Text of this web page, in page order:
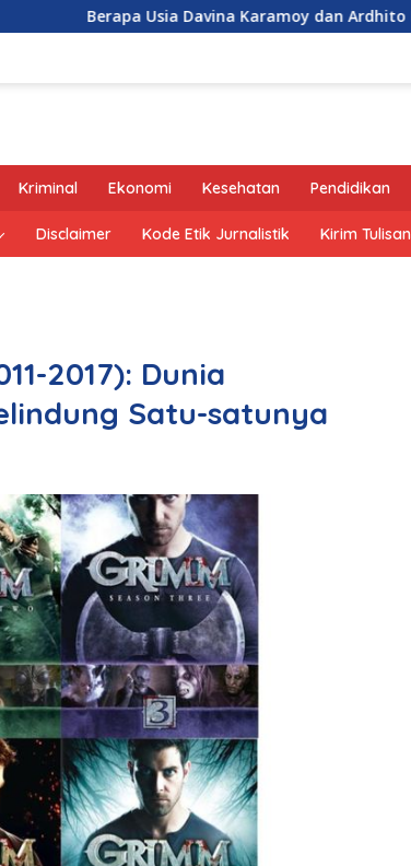
Usia Davina Karamoy dan Ardhito Pramono?
Kriminal Ekonomi Kesehatan Pendidikan
Disclaimer Kode Etik Jurnalistik Kirim Tulisan
2017): Dunia
Satu-satunya